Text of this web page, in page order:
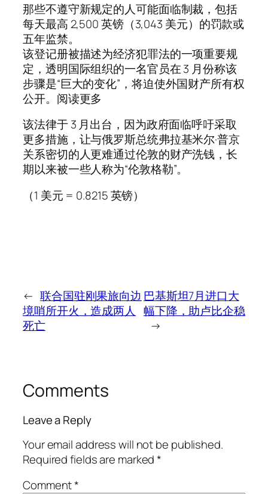
那些不遵守新规定的人可能面临制裁，包括
每天最高 2,500 英镑（3,043 美元）的罚款或
五年监禁。
该登记册被描述为经济犯罪法的一项重要规
定，透明国际组织的一名官员在 3 月份称该
步骤是“巨大的变化”，将迫使外国财产所有权
公开。阅读更多
该法律于 3 月出台，因为政府面临呼吁采取
更多措施，让与俄罗斯总统弗拉基米尔·普京
关系密切的人更难通过伦敦的财产洗钱，长
期以来被一些人称为“伦敦格勒”。
（1 美元 = 0.8215 英镑）
← 联合国驻刚果旅向边
境哨所开火，造成两人
死亡
巴基斯坦7月进口大
幅下降，助卢比企稳
→
Comments
Leave a Reply
Your email address will not be published.
Required fields are marked*
Comment*